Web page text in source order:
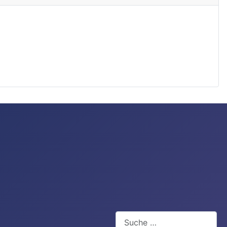
Suchen